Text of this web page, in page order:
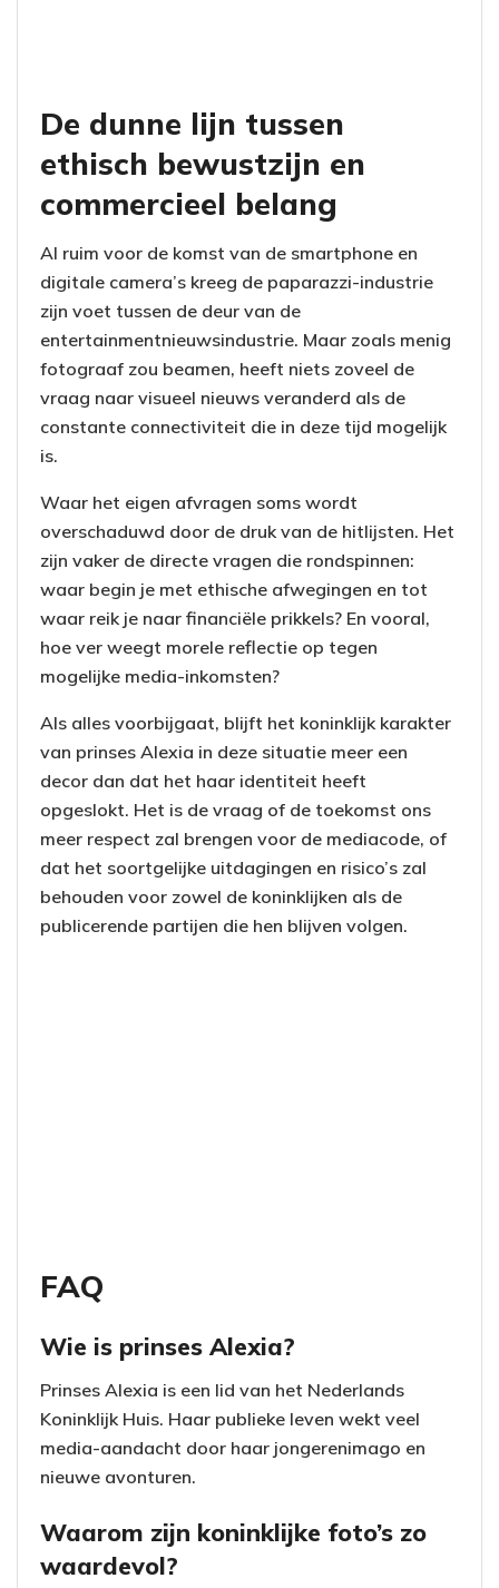
De dunne lijn tussen
ethisch bewustzijn en
commercieel belang
Al ruim voor de komst van de smartphone en
digitale camera’s kreeg de paparazzi-industrie
zijn voet tussen de deur van de
entertainmentnieuwsindustrie. Maar zoals menig
fotograaf zou beamen, heeft niets zoveel de
vraag naar visueel nieuws veranderd als de
constante connectiviteit die in deze tijd mogelijk
is.
Waar het eigen afvragen soms wordt
overschaduwd door de druk van de hitlijsten. Het
zijn vaker de directe vragen die rondspinnen:
waar begin je met ethische afwegingen en tot
waar reik je naar financiële prikkels? En vooral,
hoe ver weegt morele reflectie op tegen
mogelijke media-inkomsten?
Als alles voorbijgaat, blijft het koninklijk karakter
van prinses Alexia in deze situatie meer een
decor dan dat het haar identiteit heeft
opgeslokt. Het is de vraag of de toekomst ons
meer respect zal brengen voor de mediacode, of
dat het soortgelijke uitdagingen en risico’s zal
behouden voor zowel de koninklijken als de
publicerende partijen die hen blijven volgen.
FAQ
Wie is prinses Alexia?
Prinses Alexia is een lid van het Nederlands
Koninklijk Huis. Haar publieke leven wekt veel
media-aandacht door haar jongerenimago en
nieuwe avonturen.
Waarom zijn koninklijke foto’s zo
waardevol?